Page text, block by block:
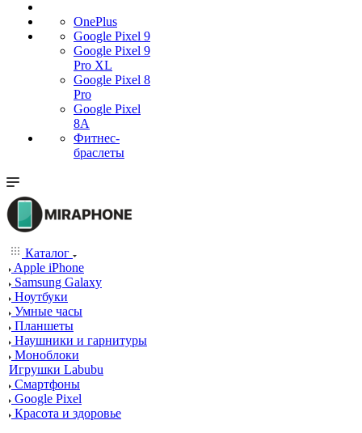
OnePlus
Google Pixel 9
Google Pixel 9
Pro XL
Google Pixel 8
Pro
Google Pixel
8A
Фитнес-
браслеты
Каталог
Apple iPhone
Samsung Galaxy
Ноутбуки
Умные часы
Планшеты
Наушники и гарнитуры
Моноблоки
Игрушки Labubu
Смартфоны
Google Pixel
Красота и здоровье